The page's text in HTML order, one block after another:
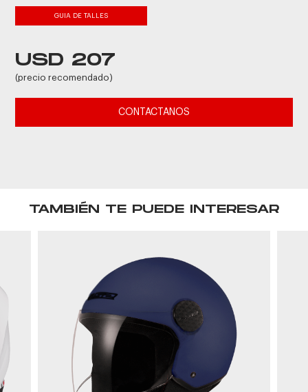
GUIA DE TALLES
USD 207
(precio recomendado)
CONTACTANOS
TAMBIÉN TE PUEDE INTERESAR